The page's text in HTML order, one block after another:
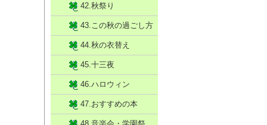
42.秋祭り
43.この秋の過ごし方
44.秋の衣替え
45.十三夜
46.ハロウィン
47.おすすめの本
48.音楽会・学園祭